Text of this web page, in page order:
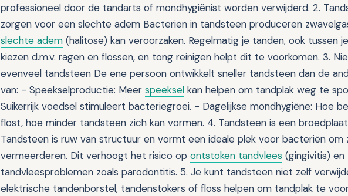
professioneel door de tandarts of mondhygiënist worden verwijderd. 2.
zorgen voor een slechte adem Bacteriën in tandsteen produceren
slechte adem (halitose) kan veroorzaken. Regelmatig je tanden, ook tussen
kiezen d.m.v. ragen en flossen, en tong reinigen helpt dit te voorkomen. 3.
evenveel tandsteen De ene persoon ontwikkelt sneller tandsteen dan de
van: - Speekselproductie: Meer speeksel kan helpen om tandplak weg te
Suikerrijk voedsel stimuleert bacteriegroei. - Dagelijkse mondhygiëne: Hoe
flost, hoe minder tandsteen zich kan vormen. 4. Tandsteen is een
Tandsteen is ruw van structuur en vormt een ideale plek voor bacteriën om
vermeerderen. Dit verhoogt het risico op ontstoken tandvlees (gingivitis)
tandvleesproblemen zoals parodontitis. 5. Je kunt tandsteen niet zelf
elektrische tandenborstel, tandenstokers of floss helpen om tandplak te